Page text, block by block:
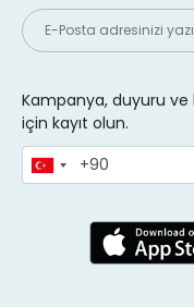
Kampanya, duyuru
için kayıt olun.